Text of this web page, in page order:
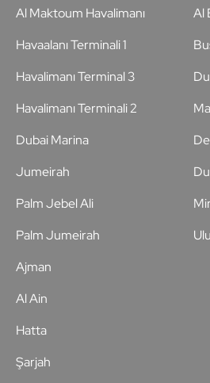
Al Maktoum Havalimanı
Havaalanı Terminali 1
Havalimanı Terminal 3
Havalimanı Terminali 2
Al
Dubai Marina
Jumeirah
Palm Jebel Ali
Palm Jumeirah
Ajman
Al Ain
Hatta
Şarjah